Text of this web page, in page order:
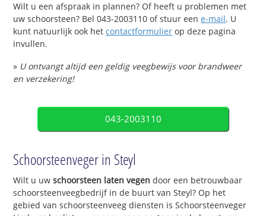
Wilt u een afspraak in plannen? Of heeft u problemen met
uw schoorsteen? Bel 043-2003110 of stuur eene-mail. U
kunt natuurlijk ook hetcontactformulier op deze pagina
invullen.
» U ontvangt altijd een geldig veegbewijs voor brandweer
en verzekering!
043-2003110
Schoorsteenveger in Steyl
Wilt u uwschoorsteen laten vegen door een betrouwbaar
schoorsteenveegbedrijf in de buurt van Steyl? Op het
gebied van schoorsteenveeg diensten is Schoorsteenveger